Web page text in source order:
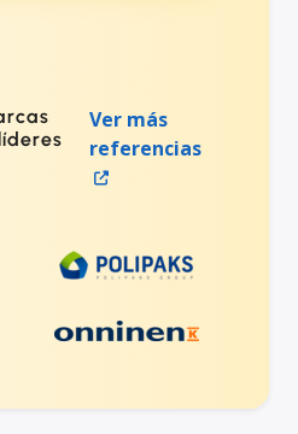
Ver más
referencias